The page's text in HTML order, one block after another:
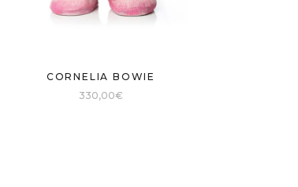
CORNELIA BOWIE
330,00€